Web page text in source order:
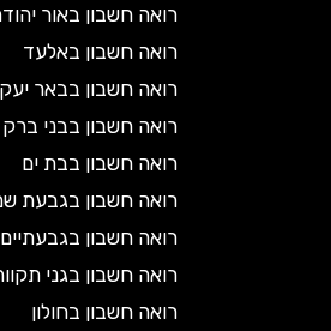
רואה חשבון באור יהודה
רואה חשבון באלעד
רואה חשבון בבאר יעקב
רואה חשבון בבני ברק
רואה חשבון בבת ים
רואה חשבון בגבעת שמואל
רואה חשבון בגבעתיים
רואה חשבון בגני תקווה
רואה חשבון בחולון